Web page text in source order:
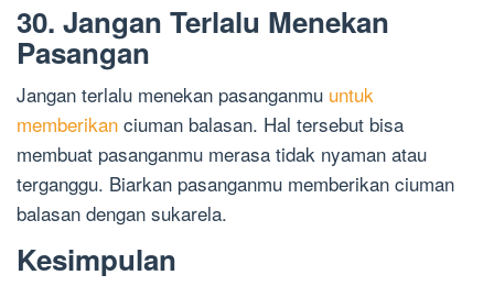
30. Jangan Terlalu Menekan
Pasangan
Jangan terlalu menekan pasanganmu untuk
memberikan ciuman balasan. Hal tersebut bisa
membuat pasanganmu merasa tidak nyaman atau
terganggu. Biarkan pasanganmu memberikan ciuman
balasan dengan sukarela.
Kesimpulan